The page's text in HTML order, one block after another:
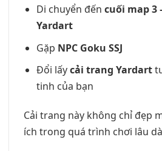
Di chuyển đến cuối map 3
Yardart
Gặp NPC Goku SSJ
Đổi lấycải trang Yardart
tinh của bạn
Cải trang này không chỉ đẹp
ích trong quá trình chơi lâu